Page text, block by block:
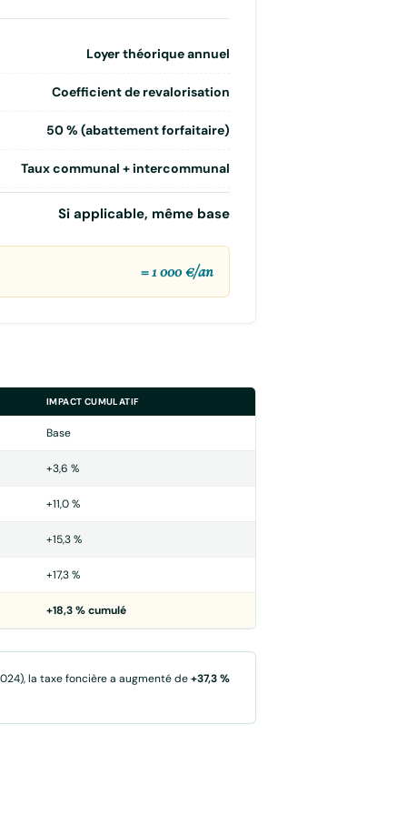
Loyer théorique annuel
Coefficient de revalorisation
50 % (abattement forfaitaire)
Taux communal + intercommunal
Si applicable, même base
= 1 000 €/an
IMPACT CUMULATIF
Base
+3,6 %
+11,0 %
+15,3 %
+17,3 %
+18,3 % cumulé
la taxe foncière a augmenté de+37,3 %